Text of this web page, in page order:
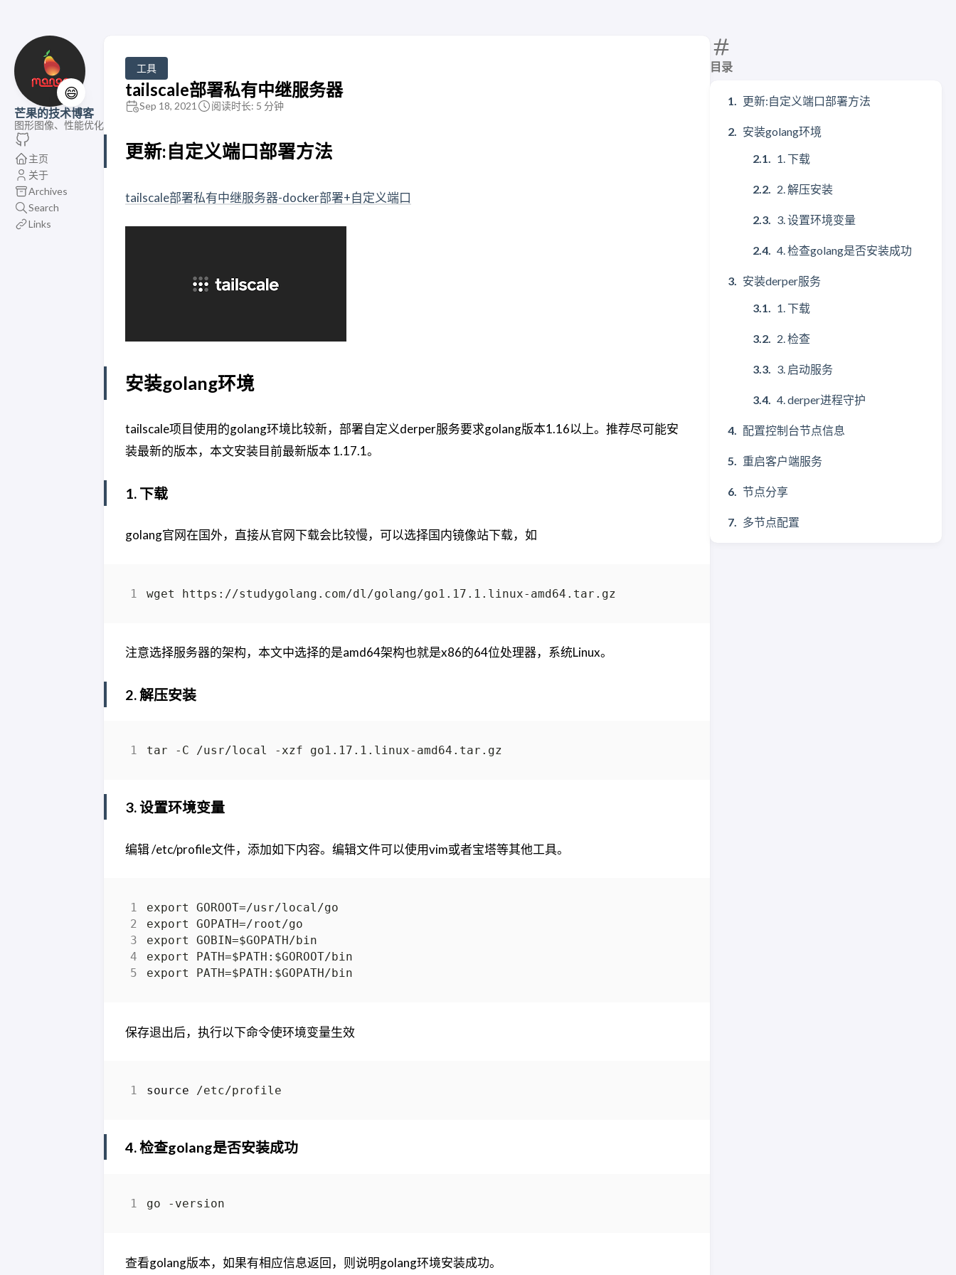
😄
芒果的技术博客
图形图像、性能优化
主页
关于
Archives
Search
Links
目录
更新:自定义端口部署方法
安装golang环境
1. 下载
2. 解压安装
3. 设置环境变量
4. 检查golang是否安装成功
安装derper服务
1. 下载
2. 检查
3. 启动服务
4. derper进程守护
配置控制台节点信息
重启客户端服务
节点分享
多节点配置
工具
tailscale部署私有中继服务器
Sep 18, 2021 阅读时长: 5 分钟
更新:自定义端口部署方法
tailscale部署私有中继服务器-docker部署+自定义端口
安装golang环境
tailscale项目使用的golang环境比较新，部署自定义derper服务要求golang版本1.16以上。推荐尽可能安
装最新的版本，本文安装目前最新版本 1.17.1。
1. 下载
golang官网在国外，直接从官网下载会比较慢，可以选择国内镜像站下载，如
注意选择服务器的架构，本文中选择的是amd64架构也就是x86的64位处理器，系统Linux。
2. 解压安装
3. 设置环境变量
编辑 /etc/profile文件，添加如下内容。编辑文件可以使用vim或者宝塔等其他工具。
保存退出后，执行以下命令使环境变量生效
source
4. 检查golang是否安装成功
查看golang版本，如果有相应信息返回，则说明golang环境安装成功。